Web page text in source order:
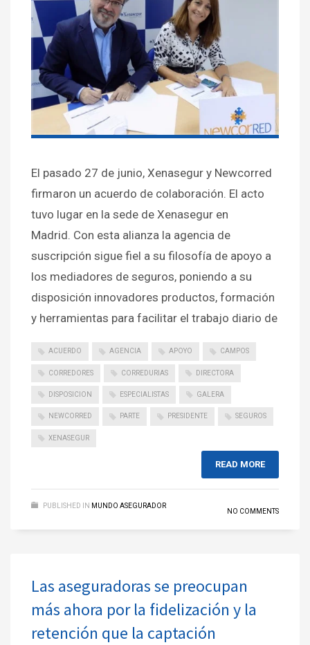
El pasado 27 de junio, Xenasegur y Newcorred
firmaron un acuerdo de colaboración. El acto
tuvo lugar en la sede de Xenasegur en
Madrid. Con esta alianza la agencia de
suscripción sigue fiel a su filosofía de apoyo a
los mediadores de seguros, poniendo a su
disposición innovadores productos, formación
y herramientas para facilitar el trabajo diario de
ACUERDO AGENCIA APOYO CAMPOS
CORREDORES CORREDURIAS DIRECTORA
DISPOSICION ESPECIALISTAS GALERA
NEWCORRED PARTE PRESIDENTE SEGUROS
XENASEGUR
READ MORE
PUBLISHED IN MUNDO ASEGURADOR
NO COMMENTS
Las aseguradoras se preocupan
más ahora por la fidelización y la
retención que la captación